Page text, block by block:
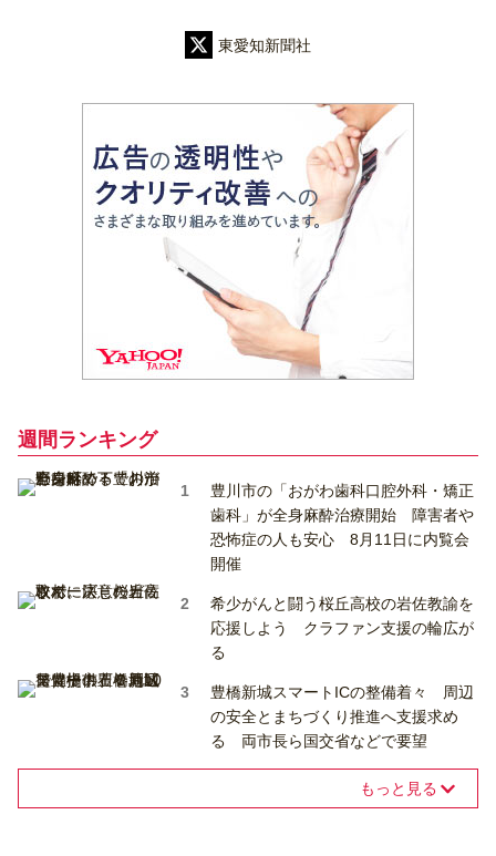
東愛知新聞社
週間ランキング
豊川市の「おがわ歯科口腔外科・矯正
歯科」が全身麻酔治療開始 障害者や
恐怖症の人も安心 8月11日に内覧会
開催
希少がんと闘う桜丘高校の岩佐教諭を
応援しよう クラファン支援の輪広が
る
豊橋新城スマートICの整備着々 周辺
の安全とまちづくり推進へ支援求め
る 両市長ら国交省などで要望
もっと見る